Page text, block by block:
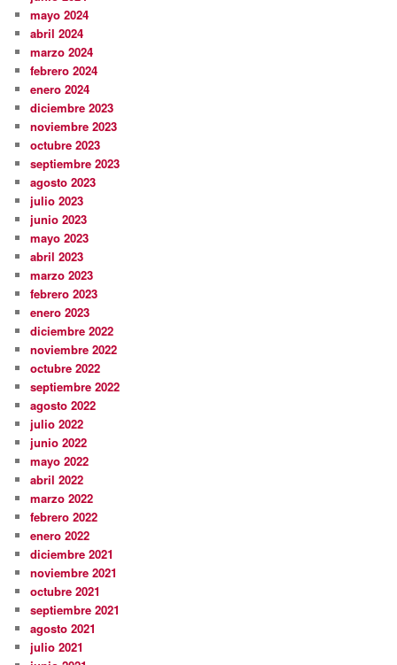
mayo 2024
abril 2024
marzo 2024
febrero 2024
enero 2024
diciembre 2023
noviembre 2023
octubre 2023
septiembre 2023
agosto 2023
julio 2023
junio 2023
mayo 2023
abril 2023
marzo 2023
febrero 2023
enero 2023
diciembre 2022
noviembre 2022
octubre 2022
septiembre 2022
agosto 2022
julio 2022
junio 2022
mayo 2022
abril 2022
marzo 2022
febrero 2022
enero 2022
diciembre 2021
noviembre 2021
octubre 2021
septiembre 2021
agosto 2021
julio 2021